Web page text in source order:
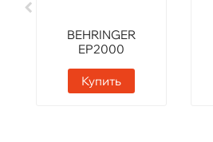
BEHRINGER
EP2000
Купить